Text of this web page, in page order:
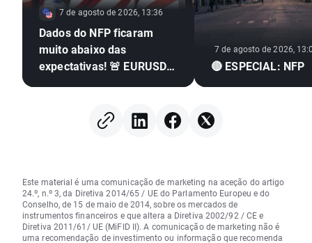
7 de agosto de 2026, 13:36
Dados do NFP ficaram
muito abaixo das
expectativas! 🚨 EURUSD
7 de agosto de 2026,
🔴 ESPECIAL: NFP
Este material é uma comunicação de marketing na aceção do artigo
24.º, n.º 3, da Diretiva 2014/65 / UE do Parlamento Europeu e do
Conselho, de 15 de maio de 2014, sobre os mercados de
instrumentos financeiros e que altera a Diretiva 2002/92 / CE e
Diretiva 2011/61/ UE (MiFID II). A comunicação de marketing não é
uma recomendação de investimento ou informação que recomenda